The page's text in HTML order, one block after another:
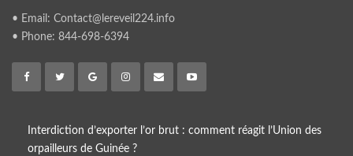
• Email: Contact@lereveil224.info
• Phone: 844-698-6394
Interdiction d’exporter l’or brut : comment réagit l’Union des
orpailleurs de Guinée ?